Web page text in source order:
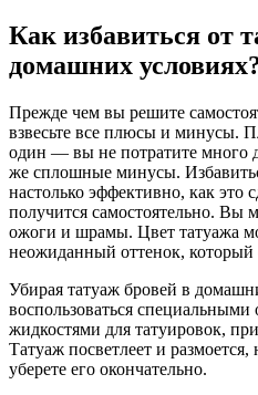
Как избавиться от
домашних
Прежде чем вы решите
взвесьте все плюсы и минусы.
один — вы не потратите много
же сплошные минусы.
настолько эффективно, как это
получится самостоятельно. Вы
ожоги и шрамы. Цвет татуажа
неожиданный оттенок, который
Убирая татуаж бровей в
воспользоваться
жидкостями для татуировок,
Татуаж посветлеет и
уберете его окончательно.